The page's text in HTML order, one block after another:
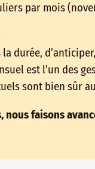
par mois
durée,
est l’un des
sont bien sûr
nous faisons